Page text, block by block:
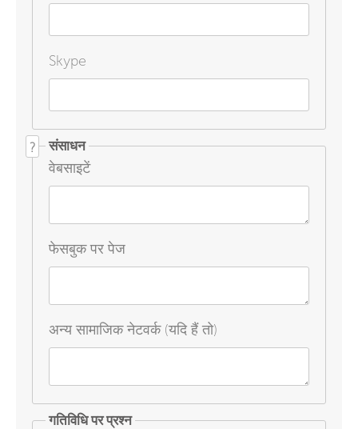
Skype
संसाधन
?
वेबसाइटें
फेसबुक पर पेज
अन्य सामाजिक नेटवर्क (यदि हैं तो)
गतिविधि पर प्रश्न